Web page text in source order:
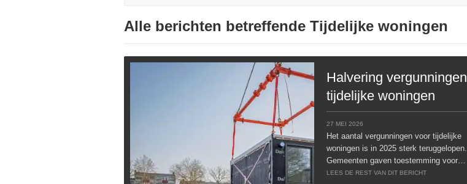
Alle berichten betreffende Tijdelijke woningen
Halvering vergunningen
tijdelijke woningen
27 MEI 2026
Het aantal vergunningen voor tijdelijke
woningen is in 2025 sterk teruggelopen.
Gemeenten gaven toestemming voor…
LEES DE REST VAN DIT BERICHT